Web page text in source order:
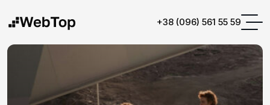
+38 (096) 561 55 59